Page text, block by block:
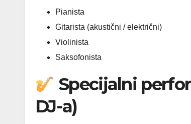
Pianista
Gitarista (akustični / električni)
Violinista
Saksofonista
Specijalni
DJ-a)